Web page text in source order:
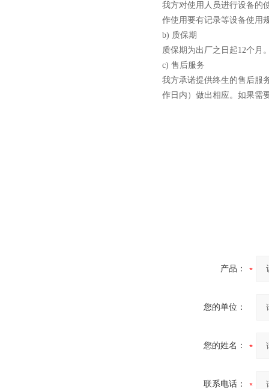
我方对使用人员进行设备的
作使用要有记录等设备使用
b) 质保期
质保期为出厂之日起12个月
c) 售后服务
我方承诺提供终生的售后服
作日内）做出相应。如果需
产品：
您的单位：
您的姓名：
联系电话：